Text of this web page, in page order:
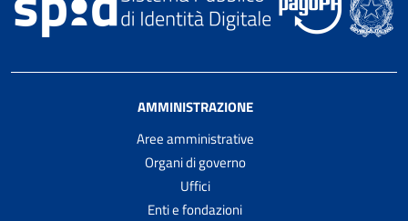
AMMINISTRAZIONE
Aree amministrative
Organi di governo
Uffici
Enti e fondazioni